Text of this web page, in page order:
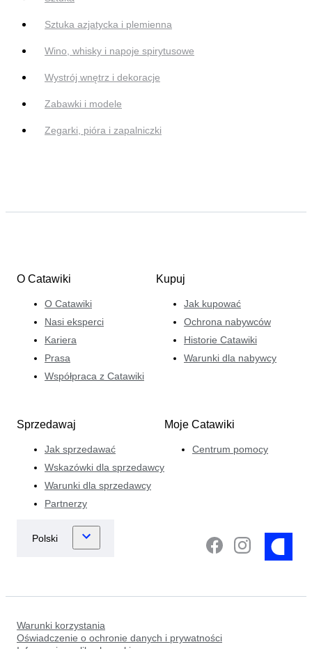
Sztuka azjatycka i plemienna
Wino, whisky i napoje spirytusowe
Wystrój wnętrz i dekoracje
Zabawki i modele
Zegarki, pióra i zapalniczki
O Catawiki
O Catawiki
Nasi eksperci
Kariera
Prasa
Współpraca z Catawiki
Kupuj
Jak kupować
Ochrona nabywców
Historie Catawiki
Warunki dla nabywcy
Sprzedawaj
Jak sprzedawać
Wskazówki dla sprzedawcy
Warunki dla sprzedawcy
Partnerzy
Moje Catawiki
Centrum pomocy
Warunki korzystania
Oświadczenie o ochronie danych i prywatności